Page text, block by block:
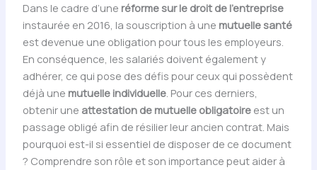
Dans le cadre d’une réforme sur le droit de l’entreprise
instaurée en 2016, la souscription à une mutuelle santé
est devenue une obligation pour tous les employeurs.
En conséquence, les salariés doivent également y
adhérer, ce qui pose des défis pour ceux qui possèdent
déjà une mutuelle individuelle. Pour ces derniers,
obtenir une attestation de mutuelle obligatoireest un
passage obligé afin de résilier leur ancien contrat. Mais
pourquoi est-il si essentiel de disposer de ce document
? Comprendre son rôle et son importance peut aider à